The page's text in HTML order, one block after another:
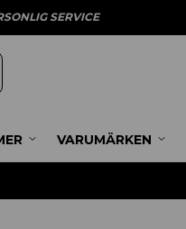
SERVICE
VARUMÄRKEN